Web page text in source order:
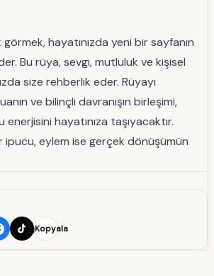
hayatınızda yeni bir sayfanın
Bu rüya, sevgi, mutluluk ve kişisel
size rehberlik eder. Rüyayı
ve bilinçli davranışın birleşimi,
enerjisini hayatınıza taşıyacaktır.
ipucu, eylem ise gerçek dönüşümün
Kopyala